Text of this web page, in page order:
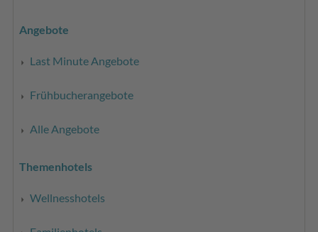
Angebote
Last Minute Angebote
Frühbucherangebote
Alle Angebote
Themenhotels
Wellnesshotels